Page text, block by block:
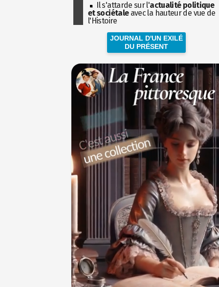
Il s'attarde sur l'actualité politique
et sociétaleavec la hauteur de vue de
l'Histoire
JOURNAL D'UN EXILÉ
DU PRÉSENT